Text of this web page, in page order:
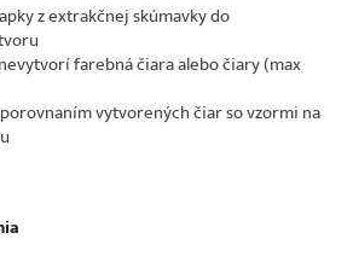
z extrakčnej skúmavky do
farebná čiara alebo čiary (max
vytvorených čiar so vzormi na